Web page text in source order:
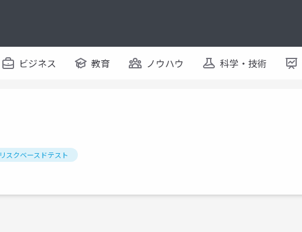
ビジネス 教育 ノウハウ 科学・技術
リスクベースドテスト